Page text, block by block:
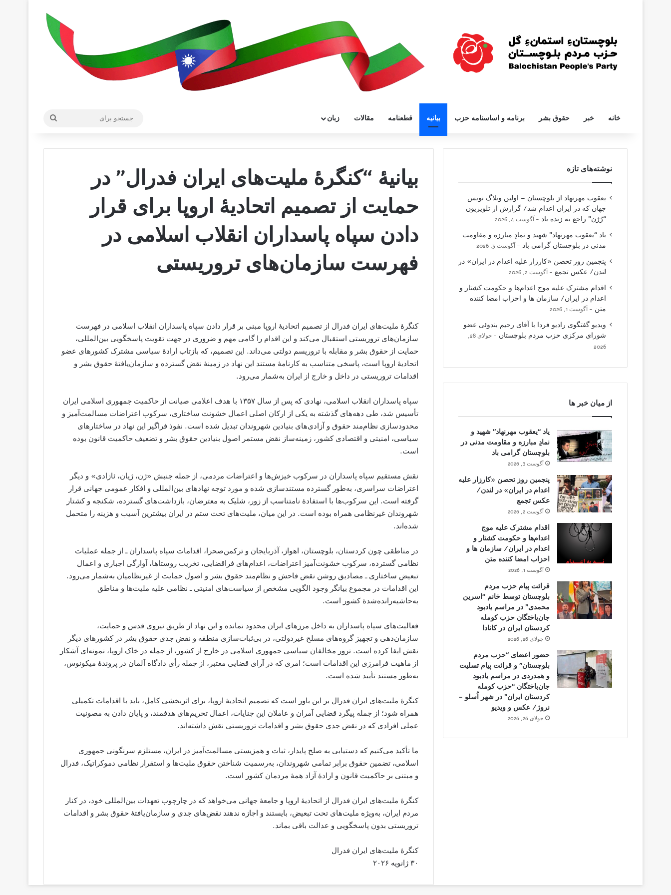
خانه خبر حقوق بشر برنامه و اساسنامه حزب بیانیه قطعنامه مقالات زبان
بیانیهٔ “کنگرهٔ ملیت‌های ایران فدرال” در
حمایت از تصمیم اتحادیهٔ اروپا برای قرار
دادن سپاه پاسداران انقلاب اسلامی در
فهرست سازمان‌های تروریستی
کنگرهٔ ملیت‌های ایران فدرال از تصمیم اتحادیهٔ اروپا مبنی بر قرار دادن سپاه پاسداران انقلاب اسلامی در فهرست
سازمان‌های تروریستی استقبال می‌کند و این اقدام را گامی مهم و ضروری در جهت تقویت پاسخگویی بین‌المللی،
حمایت از حقوق بشر و مقابله با تروریسم دولتی می‌داند. این تصمیم، که بازتاب ارادهٔ سیاسی مشترک کشورهای عضو
اتحادیهٔ اروپا است، پاسخی متناسب به کارنامهٔ مستند این نهاد در زمینهٔ نقض گسترده و سازمان‌یافتهٔ حقوق بشر و
اقدامات تروریستی در داخل و خارج از ایران به‌شمار می‌رود.
سپاه پاسداران انقلاب اسلامی، نهادی که پس از سال ۱۳۵۷ با هدف اعلامی صیانت از حاکمیت جمهوری اسلامی ایران
تأسیس شد، طی دهه‌های گذشته به یکی از ارکان اصلی اعمال خشونت ساختاری، سرکوب اعتراضات مسالمت‌آمیز و
محدودسازی نظام‌مند حقوق و آزادی‌های بنیادین شهروندان تبدیل شده است. نفوذ فراگیر این نهاد در ساختارهای
سیاسی، امنیتی و اقتصادی کشور، زمینه‌ساز نقض مستمر اصول بنیادین حقوق بشر و تضعیف حاکمیت قانون بوده
است.
نقش مستقیم سپاه پاسداران در سرکوب خیزش‌ها و اعتراضات مردمی، از جمله جنبش «ژن، ژیان، ئازادی» و دیگر
اعتراضات سراسری، به‌طور گسترده مستندسازی شده و مورد توجه نهادهای بین‌المللی و افکار عمومی جهانی قرار
گرفته است. این سرکوب‌ها با استفادهٔ نامتناسب از زور، شلیک به معترضان، بازداشت‌های گسترده، شکنجه و کشتار
شهروندان غیرنظامی همراه بوده است. در این میان، ملیت‌های تحت ستم در ایران بیشترین آسیب و هزینه را متحمل
شده‌اند.
در مناطقی چون کردستان، بلوچستان، اهواز، آذربایجان و ترکمن‌صحرا، اقدامات سپاه پاسداران ـ از جمله عملیات
نظامی گسترده، سرکوب خشونت‌آمیز اعتراضات، اعدام‌های فراقضایی، تخریب روستاها، آوارگی اجباری و اعمال
تبعیض ساختاری ـ مصادیق روشن نقض فاحش و نظام‌مند حقوق بشر و اصول حمایت از غیرنظامیان به‌شمار می‌رود.
این اقدامات در مجموع بیانگر وجود الگویی مشخص از سیاست‌های امنیتی ـ نظامی علیه ملیت‌ها و مناطق
به‌حاشیه‌رانده‌شدهٔ کشور است.
فعالیت‌های سپاه پاسداران به داخل مرزهای ایران محدود نمانده و این نهاد از طریق نیروی قدس و حمایت،
سازمان‌دهی و تجهیز گروه‌های مسلح غیردولتی، در بی‌ثبات‌سازی منطقه و نقض جدی حقوق بشر در کشورهای دیگر
نقش ایفا کرده است. ترور مخالفان سیاسی جمهوری اسلامی در خارج از کشور، از جمله در خاک اروپا، نمونه‌ای آشکار
از ماهیت فرامرزی این اقدامات است؛ امری که در آرای قضایی معتبر، از جمله رأی دادگاه آلمان در پروندهٔ میکونوس،
به‌طور مستند تأیید شده است.
کنگرهٔ ملیت‌های ایران فدرال بر این باور است که تصمیم اتحادیهٔ اروپا، برای اثربخشی کامل، باید با اقدامات تکمیلی
همراه شود؛ از جمله پیگرد قضایی آمران و عاملان این جنایات، اعمال تحریم‌های هدفمند، و پایان دادن به مصونیت
عملی افرادی که در نقض جدی حقوق بشر و اقدامات تروریستی نقش داشته‌اند.
ما تأکید می‌کنیم که دستیابی به صلح پایدار، ثبات و همزیستی مسالمت‌آمیز در ایران، مستلزم سرنگونی جمهوری
اسلامی، تضمین حقوق برابر تمامی شهروندان، به‌رسمیت شناختن حقوق ملیت‌ها و استقرار نظامی دموکراتیک، فدرال
و مبتنی بر حاکمیت قانون و ارادهٔ آزاد همهٔ مردمان کشور است.
کنگرهٔ ملیت‌های ایران فدرال از اتحادیهٔ اروپا و جامعهٔ جهانی می‌خواهد که در چارچوب تعهدات بین‌المللی خود، در کنار
مردم ایران، به‌ویژه ملیت‌های تحت تبعیض، بایستند و اجازه ندهند نقض‌های جدی و سازمان‌یافتهٔ حقوق بشر و اقدامات
تروریستی بدون پاسخگویی و عدالت باقی بماند.
کنگرهٔ ملیت‌های ایران فدرال
۳۰ ژانویه ۲۰۲۶
نوشته‌های تازه
یعقوب مهرنهاد از بلوچستان – اولین وبلاگ نویس
جهان که در ایران اعدام شد/ گزارش از تلویزیون
“رُژن” راجع به زنده یاد
آگوست 4, 2026
یاد “یعقوب مهرنهاد” شهید و نمادِ مبارزه و مقاومت
مدنی در بلوچستان گرامی باد
آگوست 3, 2026
پنجمین روز تحصن «کارزار علیه اعدام در ایران» در
لندن/ عکس تجمع
آگوست 2, 2026
اقدام مشترک علیه موج اعدام‌ها و حکومت کشتار و
اعدام در ایران/ سازمان ها و احزاب امضا کننده
متن
آگوست 1, 2026
ویدیو گفتگوی رادیو فردا با آقای رحیم بندوئی عضو
شورای مرکزی حزب مردم بلوچستان
جولای 28,
2026
از میان خبر ها
یاد “یعقوب مهرنهاد” شهید و
نمادِ مبارزه و مقاومت مدنی در
بلوچستان گرامی باد
آگوست 3, 2026
پنجمین روز تحصن «کارزار علیه
اعدام در ایران» در لندن/
عکس تجمع
آگوست 2, 2026
اقدام مشترک علیه موج
اعدام‌ها و حکومت کشتار و
اعدام در ایران/ سازمان ها و
احزاب امضا کننده متن
آگوست 1, 2026
قرائت پیام حزب مردم
بلوچستان توسط خانم “اسرین
محمدی” در مراسم یادبود
جان‌باختگان حزب کومله
کردستان ایران در کانادا
جولای 26, 2026
حضور اعضای “حزب مردم
بلوچستان” و قرائت پیام تسلیت
و همدردی در مراسم یادبود
جان‌باختگان “حزب کومله
کردستان ایران” در شهر اُسلو –
نروژ/ عکس و ویدیو
جولای 26, 2026